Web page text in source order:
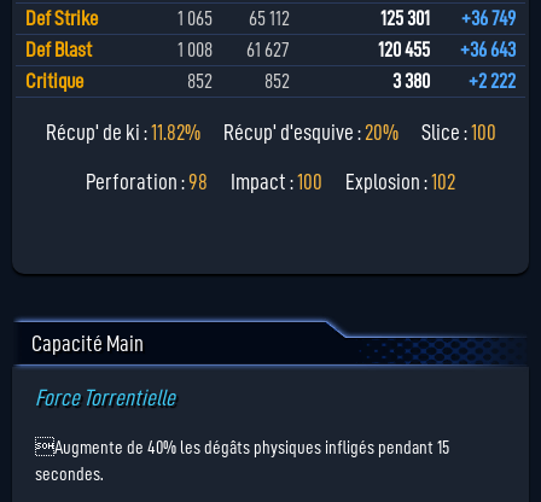
Def Strike
1 065 65 112 125 301
+36 749
Def Blast
1 008 61 627 120 455
+36 643
Critique
852 852 3 380 +2 222
Récup' de ki :11.82% Récup' d'esquive : 20% Slice :100
Perforation :98 Impact :100 Explosion :102
Capacité Main
Force Torrentielle
Augmente de 40% les dégâts physiques infligés pendant 15
secondes.